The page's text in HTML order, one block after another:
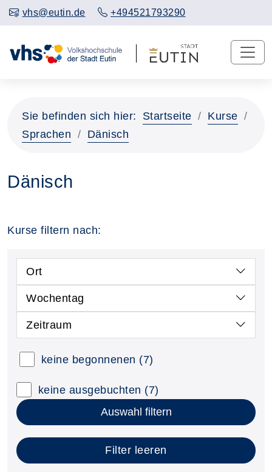
vhs@eutin.de +494521793290
Sie befinden sich hier: Startseite
Kurse
Sprachen
Dänisch
Dänisch
Kurse filtern nach:
Ort
Wochentag
Zeitraum
keine begonnenen (7)
keine ausgebuchten (7)
Auswahl filtern
Filter leeren